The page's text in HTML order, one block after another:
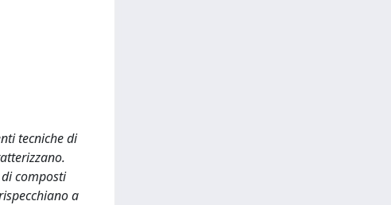
tecniche di
composti
a